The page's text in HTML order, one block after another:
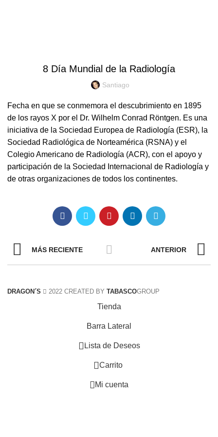
8 Día Mundial de la Radiología
Santiago
Fecha en que se conmemora el descubrimiento en 1895
de los rayos X por el Dr. Wilhelm Conrad Röntgen. Es una
iniciativa de la Sociedad Europea de Radiología (ESR), la
Sociedad Radiológica de Norteamérica (RSNA) y el
Colegio Americano de Radiología (ACR), con el apoyo y
participación de la Sociedad Internacional de Radiología y
de otras organizaciones de todos los continentes.
MÁS RECIENTE ANTERIOR
DRAGON´S 2022 CREATED BY TABASCOGROUP
Tienda
Barra Lateral
0Lista de Deseos
0
Carrito
Mi cuenta